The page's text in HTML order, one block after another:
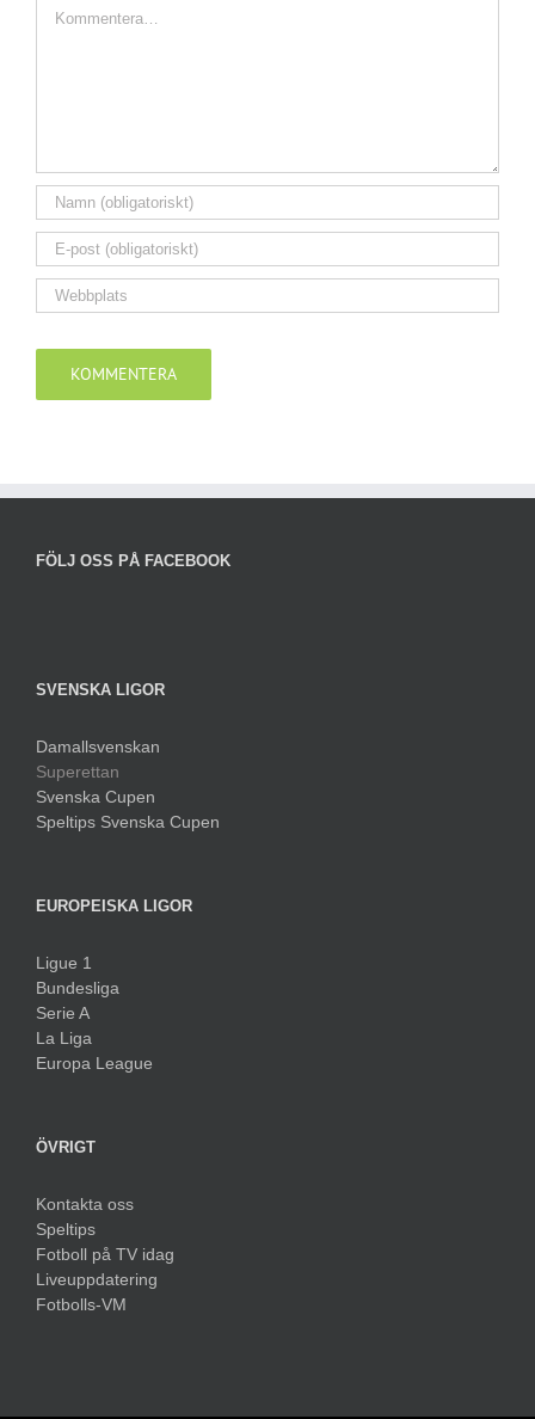
FÖLJ OSS PÅ FACEBOOK
SVENSKA LIGOR
Damallsvenskan
Superettan
Svenska Cupen
Speltips Svenska Cupen
EUROPEISKA LIGOR
Ligue 1
Bundesliga
Serie A
La Liga
Europa League
ÖVRIGT
Kontakta oss
Speltips
Fotboll på TV idag
Liveuppdatering
Fotbolls-VM